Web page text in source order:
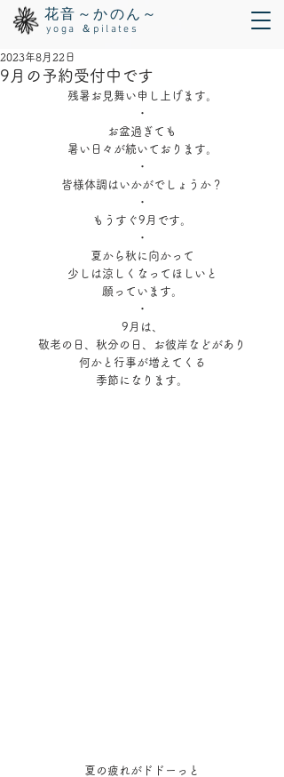
花音～かのん～
yoga ＆pilates
9月の予約受付中です
2023年8月22日
残暑お見舞い申し上げます。
・
お盆過ぎても
暑い日々が続いております。
・
皆様体調はいかがでしょうか？
・
もうすぐ9月です。
・
夏から秋に向かって
少しは涼しくなってほしいと
願っています。
・
9月は、
敬老の日、秋分の日、お彼岸などがあり
何かと行事が増えてくる
季節になります。
夏の疲れがドドーっと